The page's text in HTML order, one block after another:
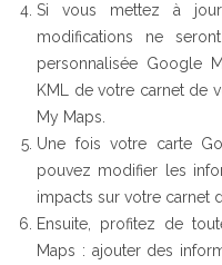
Si vous mettez à
modifications ne
personnalisée Google
KML de votre carnet de
My Maps.
Une fois votre carte
pouvez modifier les
impacts sur votre carnet
Ensuite, profitez de
Maps : ajouter des